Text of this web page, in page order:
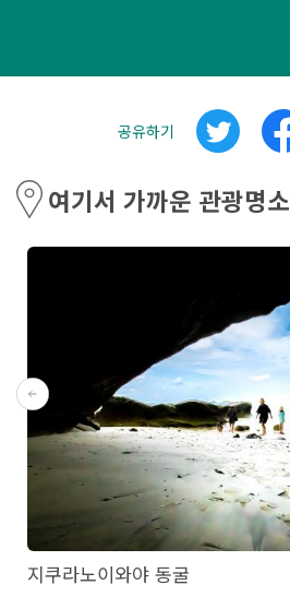
공유하기
여기서 가까운 관광명소
지쿠라노이와야 동굴